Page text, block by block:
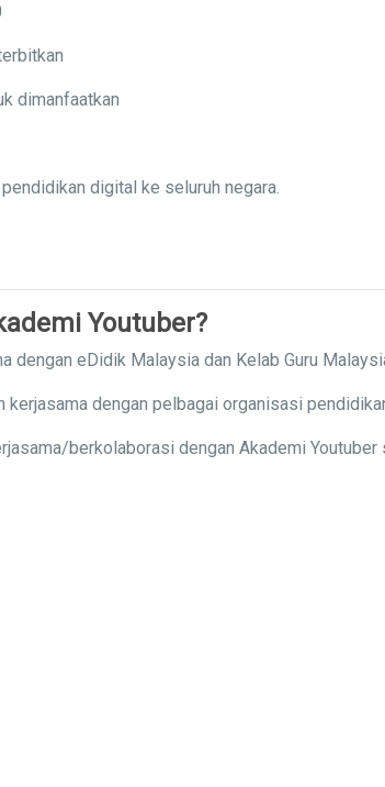
dimanfaatkan
digital ke seluruh negara.
Youtuber?
dengan eDidik Malaysia dan Kelab Guru
kerjasama dengan pelbagai organisasi
berkolaborasi dengan Akademi